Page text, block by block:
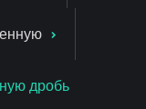
дробь